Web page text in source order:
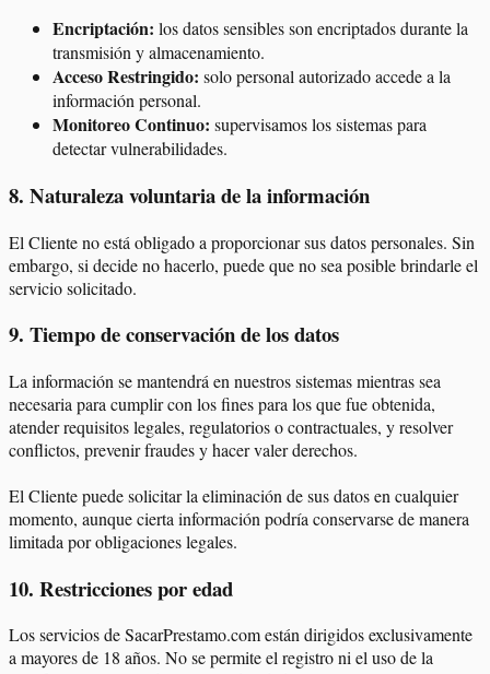
Encriptación: los datos sensibles son encriptados durante la
transmisión y almacenamiento.
Acceso Restringido: solo personal autorizado accede a la
información personal.
Monitoreo Continuo: supervisamos los sistemas para
detectar vulnerabilidades.
8. Naturaleza voluntaria de la información
El Cliente no está obligado a proporcionar sus datos personales. Sin
embargo, si decide no hacerlo, puede que no sea posible brindarle el
servicio solicitado.
9. Tiempo de conservación de los datos
La información se mantendrá en nuestros sistemas mientras sea
necesaria para cumplir con los fines para los que fue obtenida,
atender requisitos legales, regulatorios o contractuales, y resolver
conflictos, prevenir fraudes y hacer valer derechos.
El Cliente puede solicitar la eliminación de sus datos en cualquier
momento, aunque cierta información podría conservarse de manera
limitada por obligaciones legales.
10. Restricciones por edad
Los servicios de SacarPrestamo.com están dirigidos exclusivamente
a mayores de 18 años. No se permite el registro ni el uso de la